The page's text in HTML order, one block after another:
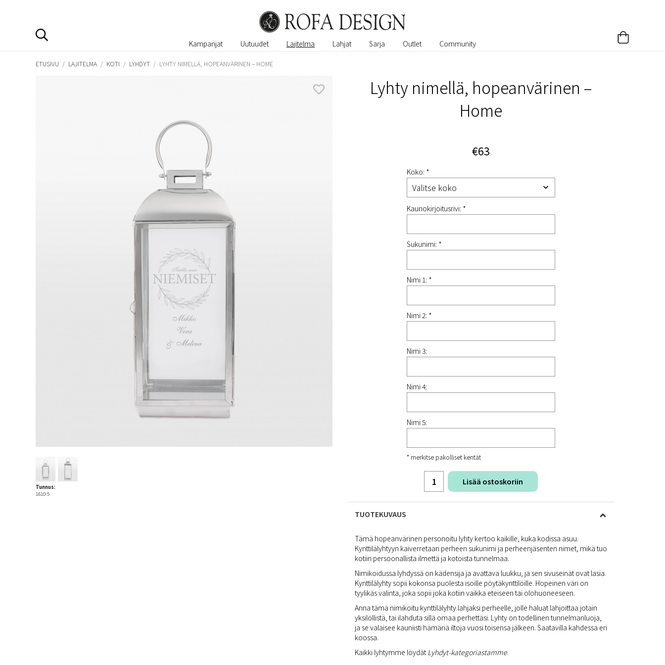
Kampanjat Uutuudet Lajitelma Lahjat Sarja Outlet Community
ETUSIVU / LAJITELMA / KOTI / LYHDYT / LYHTY NIMELLÄ, HOPEANVÄRINEN – HOME
Lyhty nimellä, hopeanvärinen –
Home
€63
Koko: *
Kaunokirjoitusrivi: *
Sukunimi: *
Nimi 1: *
Nimi 2: *
Nimi 3:
Nimi 4:
Nimi 5:
* merkitse pakolliset kentät
Lisää ostoskoriin
TUOTEKUVAUS
Tämä hopeanvärinen personoitu lyhty kertoo kaikille, kuka kodissa asuu.
Kynttilälyhtyyn kaiverretaan perheen sukunimi ja perheenjäsenten nimet, mikä tuo
kotiin persoonallista ilmettä ja kotoista tunnelmaa.
Nimikoidussa lyhdyssä on kädensija ja avattava luukku, ja sen sivuseinät ovat lasia.
Kynttilälyhty sopii kokonsa puolesta isoille pöytäkynttilöille. Hopeinen väri on
tyylikäs valinta, joka sopii joka kotiin vaikka eteiseen tai olohuoneeseen.
Anna tämä nimikoitu kynttilälyhty lahjaksi perheelle, jolle haluat lahjoittaa jotain
yksilöllistä, tai ilahduta sillä omaa perhettäsi. Lyhty on todellinen tunnelmanluoja,
ja se valaisee kauniisti hämäriä iltoja vuosi toisensa jälkeen. Saatavilla kahdessa eri
koossa.
Kaikki lyhtymme löydätLyhdyt-kategoriastamme.
Tunnus:
1610-5